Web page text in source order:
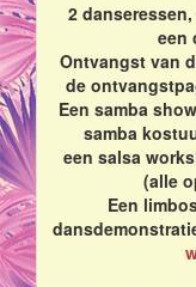
2
een
Ontvangst van
de
Een samba
samba
een salsa
(alle
Een